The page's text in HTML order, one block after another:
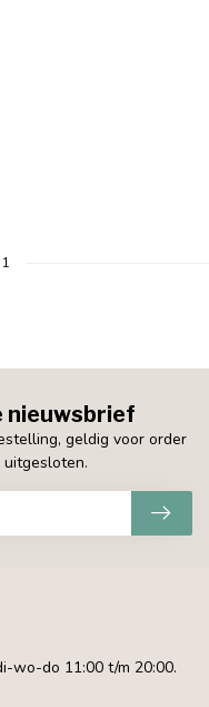
nieuwsbrief
geldig voor order
wo-do 11:00 t/m 20:00.